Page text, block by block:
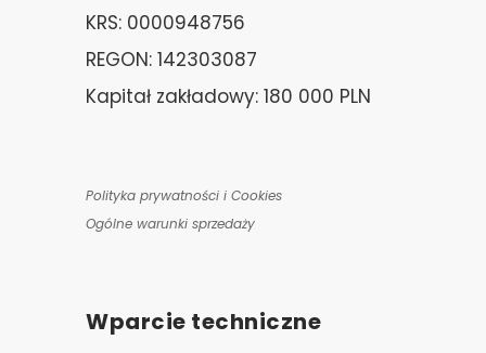
KRS: 0000948756
REGON: 142303087
Kapitał zakładowy: 180 000 PLN
Polityka prywatności i Cookies
Ogólne warunki sprzedaży
Wparcie techniczne